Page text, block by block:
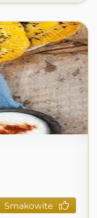
Smakowite